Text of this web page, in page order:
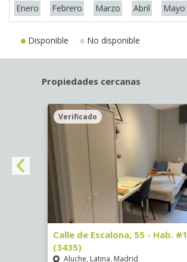
Enero Febrero Marzo Abril Mayo
Disponible No disponible
Propiedades cercanas
Verificado
Calle de Escalona, 55 - Hab. #1
(3435)
Aluche, Latina, Madrid